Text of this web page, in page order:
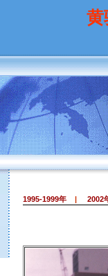
黄
1995-1999年 | 2002